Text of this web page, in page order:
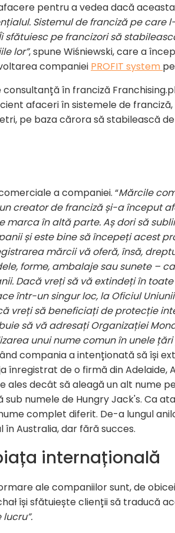
pentru a vedea dacă
Sistemul de franciză pe
pe francizori să
lor”, spune Wiśniewski, care a
companiei PROFIT system
în franciză
afaceri în sistemele de
pe baza cărora să stabilească
a companiei. “Mărcile
creator de franciză și-a început
marca în altă parte. Aș dori să
și este bine să începeți acest
mărcii vă oferă, însă,
forme, ambalaje sau sunete –
Dacă vreți să vă extindeți în
într-un singur loc, la Oficiul
vreți să beneficiați de protecție
să vă adresați Organizației
unui nume comun în unele
compania a intenționată să își
de o firmă din Adelaide,
ales decât să aleagă un alt nume
numele de Hungry Jack's. Ca
complet diferit. De-a lungul
Australia, dar fără succes.
internațională
ale companiilor sunt, de
își sfătuiește clienții să traducă